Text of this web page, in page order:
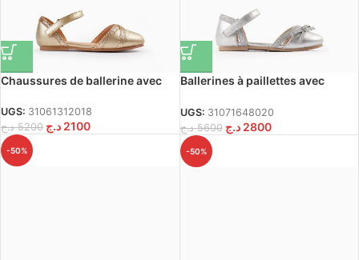
Chaussures de ballerine avec
UGS: 31061312018
5200 د.ج 2100 د.ج
Ballerines à paillettes avec
UGS: 31071648020
5600 د.ج 2800 د.ج
-50% -50%